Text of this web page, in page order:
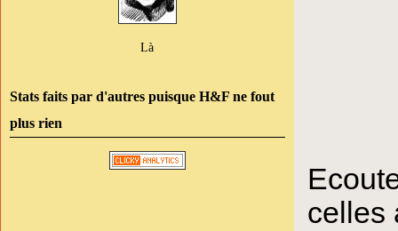
Là
Stats faits par d'autres puisque H&F ne fout
plus rien
celles